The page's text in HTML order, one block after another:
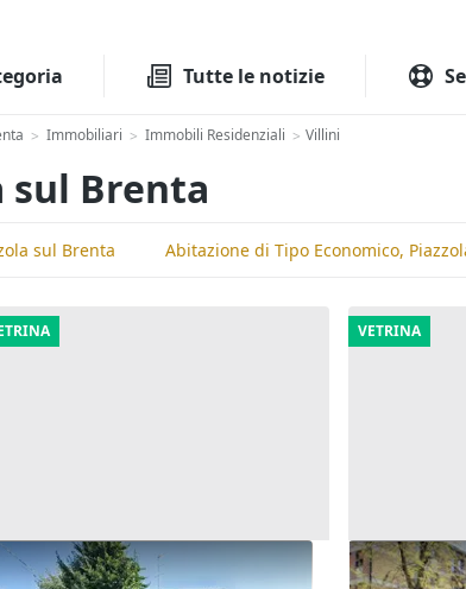
Tutte le notizie
> Immobiliari > Immobili Residenziali > Villini
sul Brenta
sul Brenta Abitazione di Tipo Economico,
Casa indipendente con corte
VETRINA
Asta